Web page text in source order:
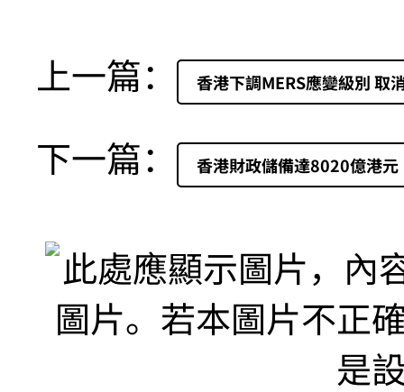
上一篇： 香港下調MERS應變級別 取
下一篇： 香港財政儲備達8020億港元